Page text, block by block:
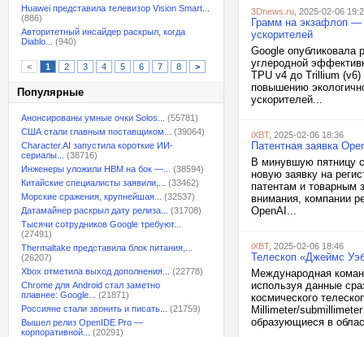
Huawei представила телевизор Vision Smart...
(886)
Авторитетный инсайдер раскрыл, когда
Diablo...
(940)
< 1 2 3 4 5 6 7 8 >
Популярные
Анонсированы умные очки Solos...
(55781)
США стали главным поставщиком...
(39064)
Character.AI запустила короткие ИИ-
сериалы...
(38716)
Инженеры уложили HBM на бок —...
(38594)
Китайские специалисты заявили,...
(33462)
Морские сражения, крупнейшая...
(32537)
Датамайнер раскрыл дату релиза...
(31708)
Тысячи сотрудников Google требуют...
(27491)
Thermaltake представила блок питания,...
(26207)
Xbox отметила выход дополнения...
(22778)
Chrome для Android стал заметно
плавнее: Google...
(21871)
Россияне стали звонить и писать...
(21759)
Вышел релиз OpenIDE Pro —
корпоративной...
(20291)
3Dnews.ru , 2025-02-06
Грамм на экзафлоп —
ускорителей
Google опубликовала
углеродной
TPU v4 до Trillium (v6)
повышению
ускорителей...
iXBT, 2025-02-06 18:36
Патентная заявка
В минувшую пятницу
новую заявку на
патентам и товарным
внимания, компании
OpenAI...
iXBT, 2025-02-06 18:46
Телескоп «Джеймс
Международная
используя данные
космического
Millimeter/
образующиеся в